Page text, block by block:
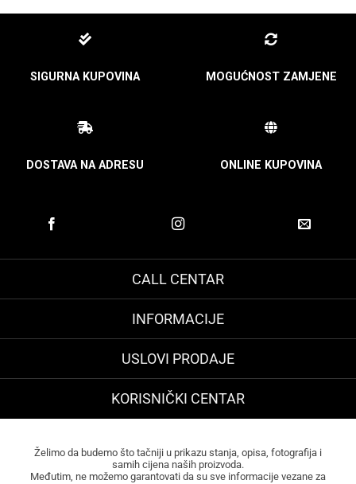
SIGURNA KUPOVINA MOGUĆNOST ZAMJENE
DOSTAVA NA ADRESU ONLINE KUPOVINA
CALL CENTAR
INFORMACIJE
USLOVI PRODAJE
KORISNIČKI CENTAR
Želimo da budemo što tačniji u prikazu stanja, opisa, fotografija i
samih cijena naših proizvoda.
Međutim, ne možemo garantovati da su sve informacije vezane za